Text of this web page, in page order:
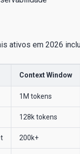
ativos em 2026
Context Window
1M tokens
128k tokens
200k+